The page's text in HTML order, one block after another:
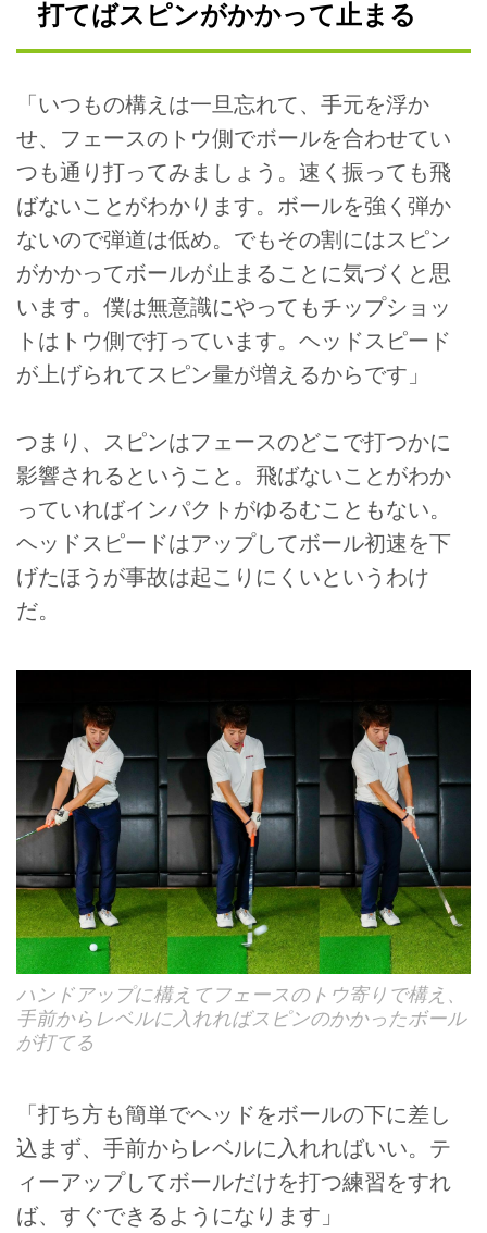
打てばスピンがかかって止まる
「いつもの構えは一旦忘れて、手元を浮か
せ、フェースのトウ側でボールを合わせてい
つも通り打ってみましょう。速く振っても飛
ばないことがわかります。ボールを強く弾か
ないので弾道は低め。でもその割にはスピン
がかかってボールが止まることに気づくと思
います。僕は無意識にやってもチップショッ
トはトウ側で打っています。ヘッドスピード
が上げられてスピン量が増えるからです」
つまり、スピンはフェースのどこで打つかに
影響されるということ。飛ばないことがわか
っていればインパクトがゆるむこともない。
ヘッドスピードはアップしてボール初速を下
げたほうが事故は起こりにくいというわけ
だ。
ハンドアップに構えてフェースのトウ寄りで構え、
手前からレベルに入れればスピンのかかったボール
が打てる
「打ち方も簡単でヘッドをボールの下に差し
込まず、手前からレベルに入れればいい。テ
ィーアップしてボールだけを打つ練習をすれ
ば、すぐできるようになります」